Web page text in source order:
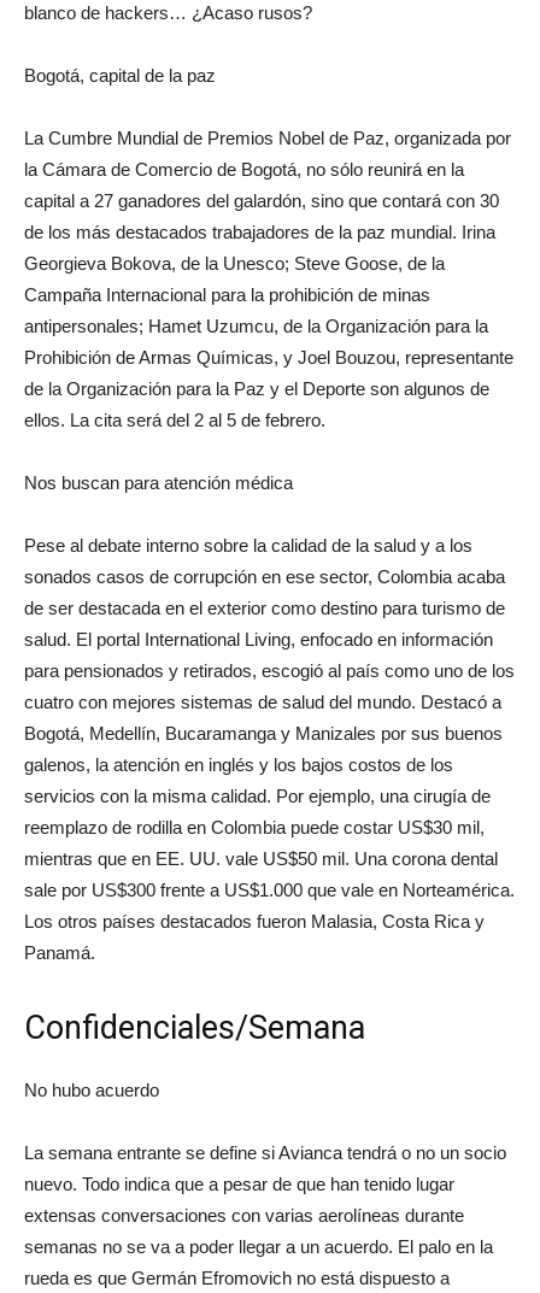
blanco de hackers… ¿Acaso rusos?
Bogotá, capital de la paz
La Cumbre Mundial de Premios Nobel de Paz, organizada por
la Cámara de Comercio de Bogotá, no sólo reunirá en la
capital a 27 ganadores del galardón, sino que contará con 30
de los más destacados trabajadores de la paz mundial. Irina
Georgieva Bokova, de la Unesco; Steve Goose, de la
Campaña Internacional para la prohibición de minas
antipersonales; Hamet Uzumcu, de la Organización para la
Prohibición de Armas Químicas, y Joel Bouzou, representante
de la Organización para la Paz y el Deporte son algunos de
ellos. La cita será del 2 al 5 de febrero.
Nos buscan para atención médica
Pese al debate interno sobre la calidad de la salud y a los
sonados casos de corrupción en ese sector, Colombia acaba
de ser destacada en el exterior como destino para turismo de
salud. El portal International Living, enfocado en información
para pensionados y retirados, escogió al país como uno de los
cuatro con mejores sistemas de salud del mundo. Destacó a
Bogotá, Medellín, Bucaramanga y Manizales por sus buenos
galenos, la atención en inglés y los bajos costos de los
servicios con la misma calidad. Por ejemplo, una cirugía de
reemplazo de rodilla en Colombia puede costar US$30 mil,
mientras que en EE. UU. vale US$50 mil. Una corona dental
sale por US$300 frente a US$1.000 que vale en Norteamérica.
Los otros países destacados fueron Malasia, Costa Rica y
Panamá.
Confidenciales/Semana
No hubo acuerdo
La semana entrante se define si Avianca tendrá o no un socio
nuevo. Todo indica que a pesar de que han tenido lugar
extensas conversaciones con varias aerolíneas durante
semanas no se va a poder llegar a un acuerdo. El palo en la
rueda es que Germán Efromovich no está dispuesto a